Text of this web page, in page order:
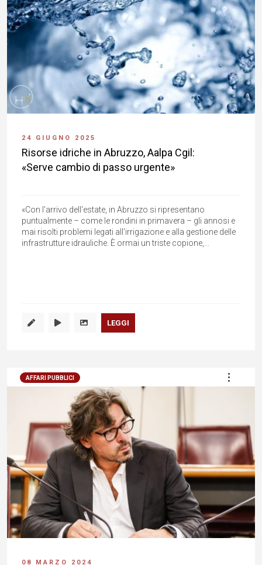
24 GIUGNO 2025
Risorse idriche in Abruzzo, Aalpa Cgil:
«Serve cambio di passo urgente»
«Con l'arrivo dell'estate, in Abruzzo si ripresentano
puntualmente – come le rondini in primavera – gli annosi e
mai risolti problemi legati all'irrigazione e alla gestione delle
infrastrutture idrauliche. È ormai un triste copione,...
LEGGI
AFFARI PUBBLICI
08 MARZO 2024